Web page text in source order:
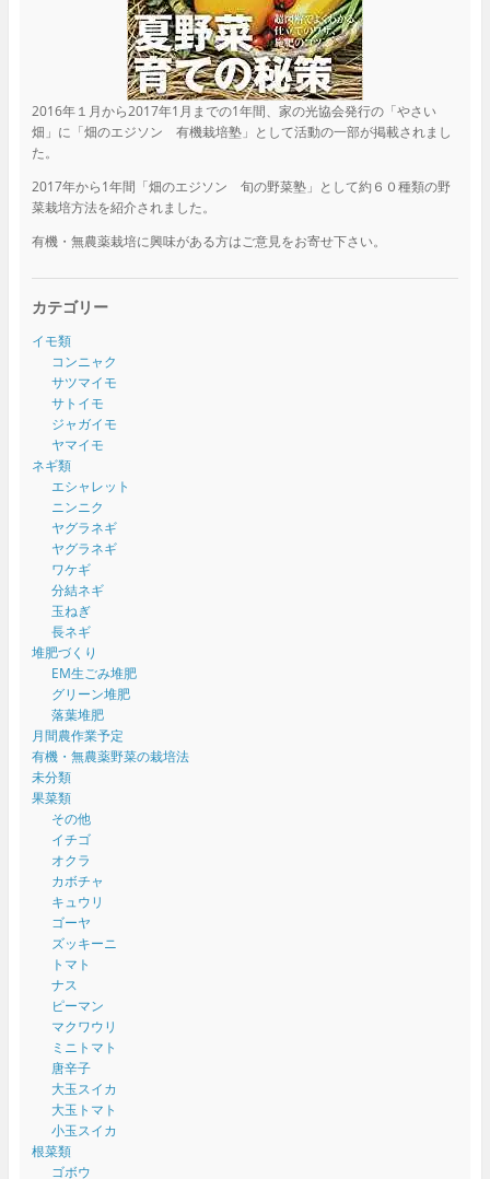
2016年１月から2017年1月までの1年間、家の光協会発行の「やさい
畑」に「畑のエジソン 有機栽培塾」として活動の一部が掲載されまし
た。
2017年から1年間「畑のエジソン 旬の野菜塾」として約６０種類の野
菜栽培方法を紹介されました。
有機・無農薬栽培に興味がある方はご意見をお寄せ下さい。
カテゴリー
イモ類
コンニャク
サツマイモ
サトイモ
ジャガイモ
ヤマイモ
ネギ類
エシャレット
ニンニク
ヤグラネギ
ヤグラネギ
ワケギ
分結ネギ
玉ねぎ
長ネギ
堆肥づくり
EM生ごみ堆肥
グリーン堆肥
落葉堆肥
月間農作業予定
有機・無農薬野菜の栽培法
未分類
果菜類
その他
イチゴ
オクラ
カボチャ
キュウリ
ゴーヤ
ズッキーニ
トマト
ナス
ピーマン
マクワウリ
ミニトマト
唐辛子
大玉スイカ
大玉トマト
小玉スイカ
根菜類
ゴボウ